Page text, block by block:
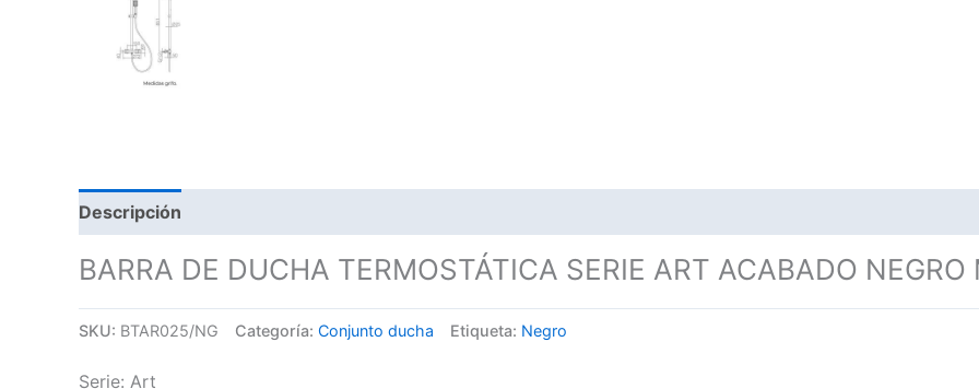
Descripción
BARRA DE DUCHA TERMOSTÁTICA SERIE ART ACABADO NEGRO
SKU: BTAR025/NG Categoría: Conjunto ducha Etiqueta: Negro
Serie: Art